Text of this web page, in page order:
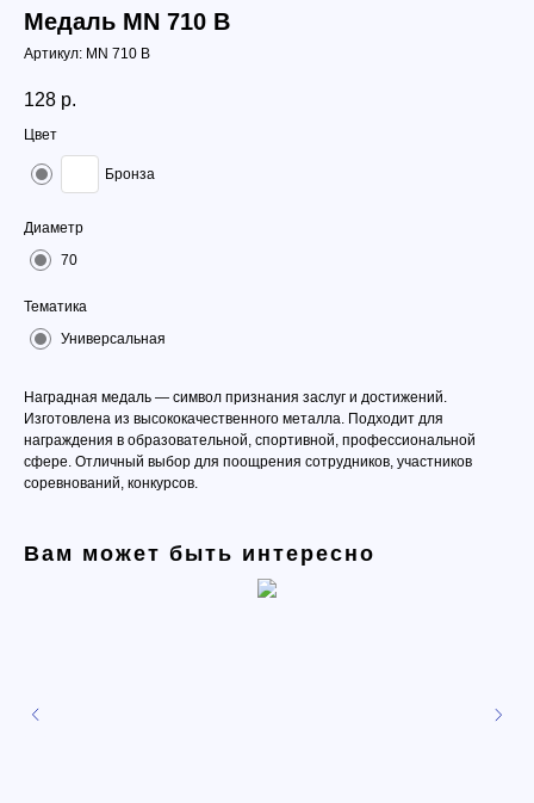
Медаль MN 710 B
Артикул: MN 710 B
128 р.
Цвет
Бронза
Диаметр
70
Тематика
Универсальная
Наградная медаль — символ признания заслуг и достижений.
Изготовлена из высококачественного металла. Подходит для
награждения в образовательной, спортивной, профессиональной
сфере. Отличный выбор для поощрения сотрудников, участников
соревнований, конкурсов.
Вам может быть интересно